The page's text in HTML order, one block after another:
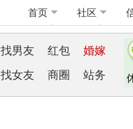
首页 社区
找男友 红包 婚嫁
找女友 商圈 站务